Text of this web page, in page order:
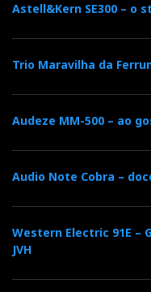
Astell&Kern SE300 – o
Trio Maravilha da
Audeze MM-500 – ao
Audio Note Cobra –
Western Electric 91E –
JVH